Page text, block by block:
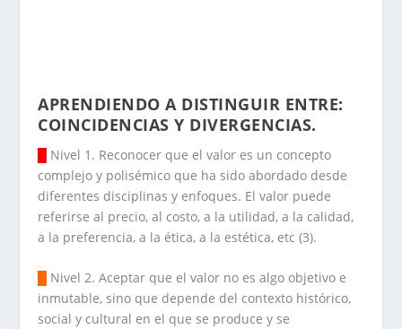
APRENDIENDO A DISTINGUIR ENTRE:
COINCIDENCIAS Y DIVERGENCIAS.
Nivel 1. Reconocer que el valor es un concepto
complejo y polisémico que ha sido abordado desde
diferentes disciplinas y enfoques. El valor puede
referirse al precio, al costo, a la utilidad, a la calidad,
a la preferencia, a la ética, a la estética, etc (3).
Nivel 2. Aceptar que el valor no es algo objetivo e
inmutable, sino que depende del contexto histórico,
social y cultural en el que se produce y se